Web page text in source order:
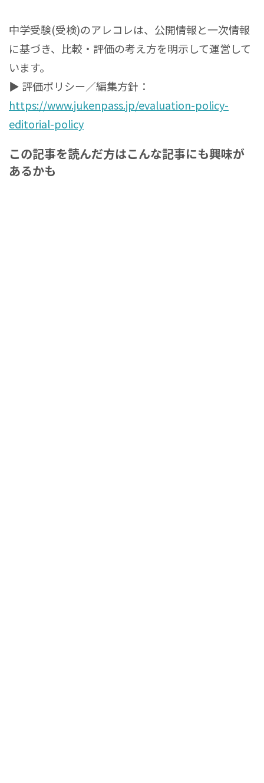
中学受験(受検)のアレコレは、公開情報と一次情報
に基づき、比較・評価の考え方を明示して運営して
います。
▶ 評価ポリシー／編集方針：
https://www.jukenpass.jp/evaluation-policy-
editorial-policy
この記事を読んだ方はこんな記事にも興味が
あるかも